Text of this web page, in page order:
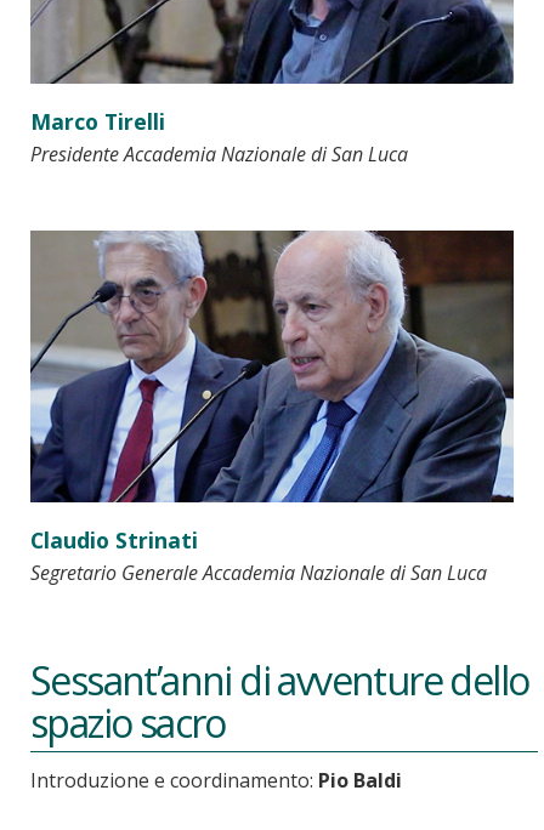
Marco Tirelli
Presidente Accademia Nazionale di San Luca
Claudio Strinati
Segretario Generale Accademia Nazionale di San Luca
Sessant’anni di avventure dello
spazio sacro
Introduzione e coordinamento: Pio Baldi